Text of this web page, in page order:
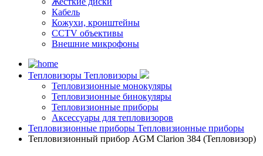
Кабель
Кожухи, кронштейны
CCTV объективы
Внешние микрофоны
Тепловизоры Тепловизоры
Тепловизионные монокуляры
Тепловизионные бинокуляры
Тепловизионные приборы
Аксессуары для тепловизоров
Тепловизионные приборы Тепловизионные приборы
Тепловизионный прибор AGM Clarion 384 (Тепловизор)